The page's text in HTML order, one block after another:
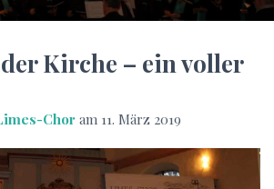
O
M
A
Kirche – ein voller
Chor am 11. März 2019